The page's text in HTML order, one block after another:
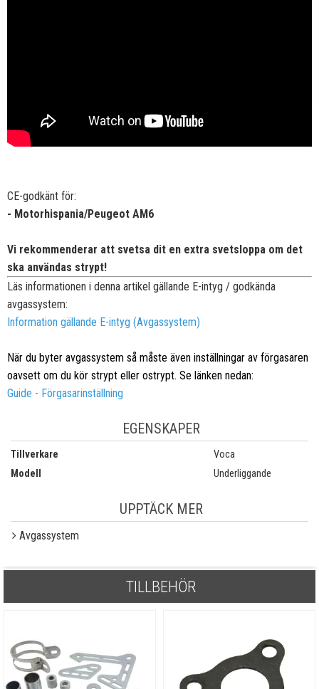
CE-godkänt för:
- Motorhispania/Peugeot AM6
Vi rekommenderar att svetsa dit en extra svetsloppa om det
ska användas strypt!
Läs informationen i denna artikel gällande E-intyg / godkända
avgassystem:
Information gällande E-intyg (Avgassystem)
När du byter avgassystem så måste även inställningar av förgasaren
oavsett om du kör strypt eller ostrypt. Se länken nedan:
Guide - Förgasarinställning
EGENSKAPER
Tillverkare
Voca
Modell
Underliggande
UPPTÄCK MER
Avgassystem
TILLBEHÖR